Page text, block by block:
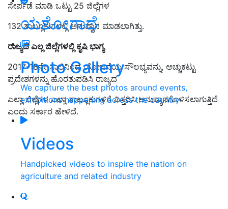
ಯಶೋಗಾಥೆ
Photo Gallery
We capture the best photos around events,
exhibitions happening across the country
Videos
Handpicked videos to inspire the nation on
agriculture and related industry
ಸೇರ್ಪಡೆ ಮಾಡಿ ಒಟ್ಟು 25 ಜಿಲ್ಲೆಗಳ
132 ತಾಲ್ಲೂಕುಗಳಲ್ಲಿ ಅನುಷ್ಠಾನ ಮಾಡಲಾಗಿತ್ತು.
ರಾಜ್ಯದ ಎಲ್ಲ ಜಿಲ್ಲೆಗಳಲ್ಲಿ ಕೃಷಿ ಭಾಗ್ಯ
2017-18ನೇ ಸಾಲಿನಿಂದ ಯೋಜನೆಯ ಸೌಲಭ್ಯವನ್ನು, ಅಚ್ಚುಕಟ್ಟು
ಪ್ರದೇಶಗಳನ್ನು ಹೊರತುಪಡಿಸಿ ರಾಜ್ಯದ
ಎಲ್ಲಾ ಜಿಲ್ಲೆಗಳ ಎಲ್ಲಾ ತಾಲ್ಲೂಕುಗಳಿಗೆ ವಿಸ್ತರಿಸಿ ಅನುಷ್ಠಾನಗೊಳಿಸಲಾಗುತ್ತಿದೆ
ಎಂದು ಸರ್ಕಾರ ಹೇಳಿದೆ.